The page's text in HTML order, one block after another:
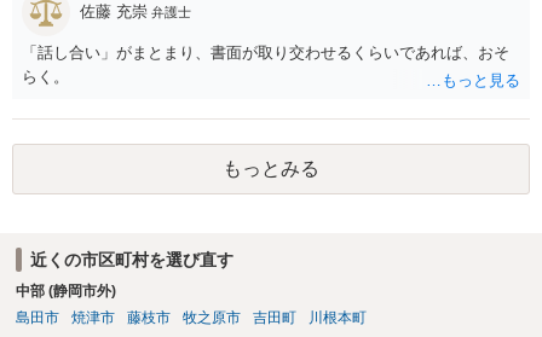
佐藤 充崇 弁護士
「話し合い」がまとまり、書面が取り交わせるくらいであれば、おそ
らく。
もっとみる
近くの市区町村を選び直す
中部 (静岡市外)
島田市
焼津市 藤枝市 牧之原市 吉田町 川根本町